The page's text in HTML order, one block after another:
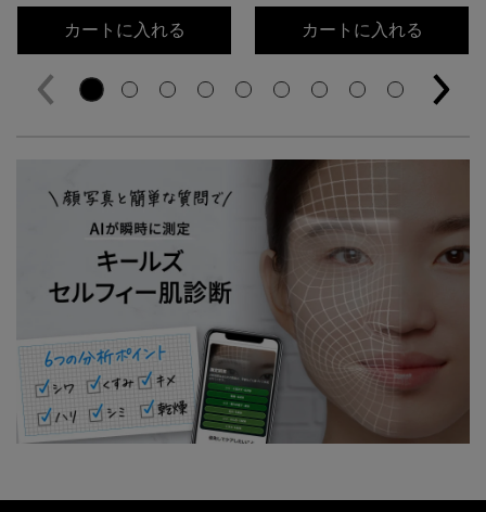
カートに入れる キールズ DS クリアリーブライト エ
カートに入れる